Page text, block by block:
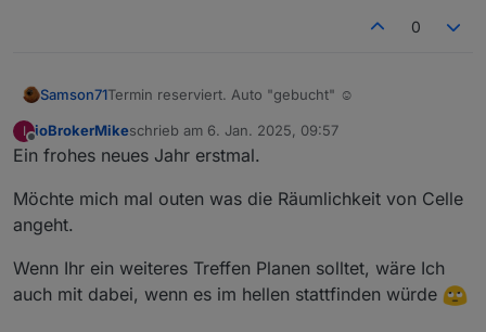
0
Samson71Termin reserviert. Auto "gebucht" ☺️
I
Offline
ioBrokerMikeschrieb am 6. Jan. 2025, 09:57
zuletzt editiert von
Ein frohes neues Jahr erstmal.
Möchte mich mal outen was die Räumlichkeit von Celle
angeht.
Wenn Ihr ein weiteres Treffen Planen solltet, wäre Ich
auch mit dabei, wenn es im hellen stattfinden würde